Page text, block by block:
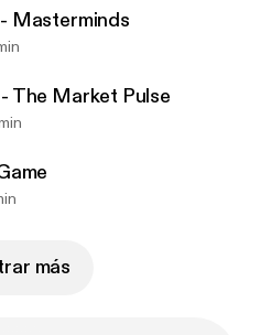
Masterminds
The Market Pulse
más